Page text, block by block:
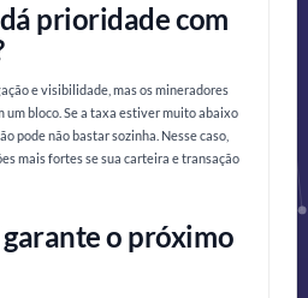
prioridade com
e visibilidade, mas os mineradores
um bloco. Se a taxa estiver muito abaixo
pode não bastar sozinha. Nesse caso,
mais fortes se sua carteira e transação
o próximo